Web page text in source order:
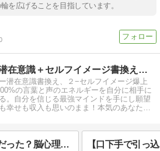
を広げることを目指しています。
下北沢：潜在意識＋セルフイメージ書換え。愛100％で願望実現
潜在意識書換え、２−セルフイメージ爆上
の言葉と声のエネルギーを自分に相手に
。自分を信じる最強マインドを手にし願望
幸せも収入も思いのまま！本気のあなたを
【この世はすべて逆】だった？脳心理学と量子論で「願いが叶う仕組み」をガチ解説